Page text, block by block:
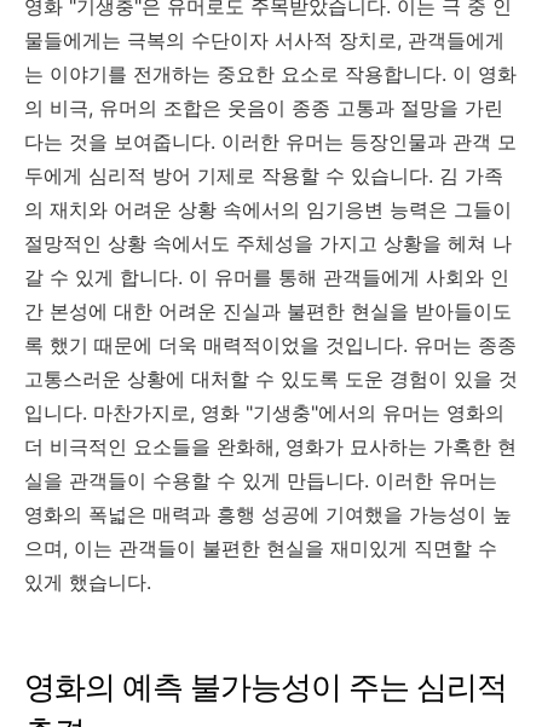
영화 "기생충"은 유머로도 주목받았습니다. 이는 극 중 인
물들에게는 극복의 수단이자 서사적 장치로, 관객들에게
는 이야기를 전개하는 중요한 요소로 작용합니다. 이 영화
의 비극, 유머의 조합은 웃음이 종종 고통과 절망을 가린
다는 것을 보여줍니다. 이러한 유머는 등장인물과 관객 모
두에게 심리적 방어 기제로 작용할 수 있습니다. 김 가족
의 재치와 어려운 상황 속에서의 임기응변 능력은 그들이
절망적인 상황 속에서도 주체성을 가지고 상황을 헤쳐 나
갈 수 있게 합니다. 이 유머를 통해 관객들에게 사회와 인
간 본성에 대한 어려운 진실과 불편한 현실을 받아들이도
록 했기 때문에 더욱 매력적이었을 것입니다. 유머는 종종
고통스러운 상황에 대처할 수 있도록 도운 경험이 있을 것
입니다. 마찬가지로, 영화 "기생충"에서의 유머는 영화의
더 비극적인 요소들을 완화해, 영화가 묘사하는 가혹한 현
실을 관객들이 수용할 수 있게 만듭니다. 이러한 유머는
영화의 폭넓은 매력과 흥행 성공에 기여했을 가능성이 높
으며, 이는 관객들이 불편한 현실을 재미있게 직면할 수
있게 했습니다.
영화의 예측 불가능성이 주는 심리적